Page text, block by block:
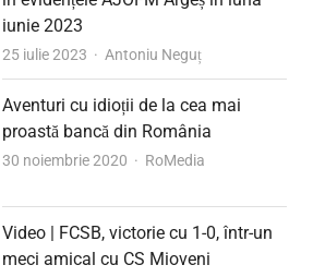
iunie 2023
25 iulie 2023 Author
Antoniu Neguț
Aventuri cu idioții de la cea mai
proastă bancă din România
30 noiembrie 2020 Author
RoMedia
Video | FCSB, victorie cu 1-0, într-un
meci amical cu CS Mioveni